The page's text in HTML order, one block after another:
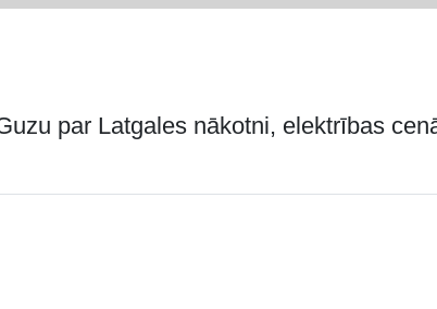
par Latgales nākotni, elektrības